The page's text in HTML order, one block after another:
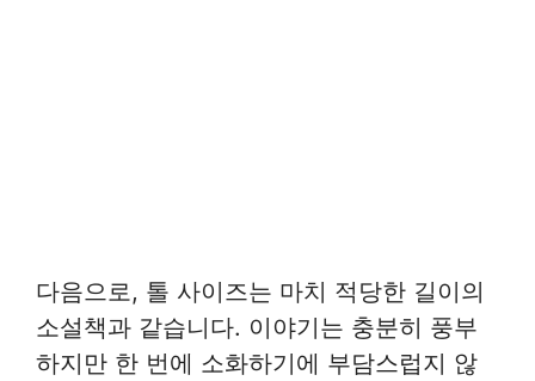
다음으로, 톨 사이즈는 마치 적당한 길이의
소설책과 같습니다. 이야기는 충분히 풍부
하지만 한 번에 소화하기에 부담스럽지 않